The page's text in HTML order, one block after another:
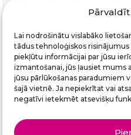
Lai nodrošinātu vislabāko
tādus tehnoloģiskos
piekļūtu informācijai par jūsu
izmantošanai, jūs ļausiet mums
jūsu pārlūkošanas paradumiem
šajā vietnē. Ja nepiekrītat vai
negatīvi ietekmēt atsevišķu
Servisa tālrunis
E-pasts
hansab@hansab.lv
Abonē mūsu e-
Email(Required)